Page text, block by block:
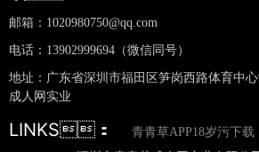
邮箱： 1020980750@qq.com
电话：13902999694（微信同号）
地址：广东省深圳市福田区笋岗西路体育中
成人网实业
LINKS：
青青草APP18岁污下载